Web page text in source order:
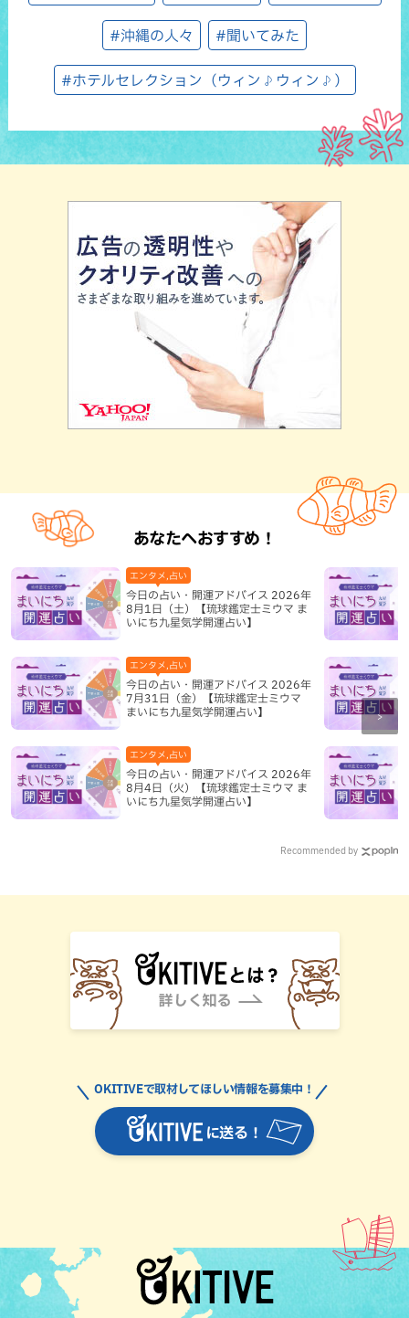
#沖縄の人々 #聞いてみた
#ホテルセレクション（ウィン♪ウィン♪）
あなたへおすすめ！
今日の占い・開運アドバイス 2026年
8月1日（土）【琉球鑑定士ミウマ ま
いにち九星気学開運占い】
エンタメ,占い
今日の占い・開運アドバイス 2026年
7月31日（金）【琉球鑑定士ミウマ
まいにち九星気学開運占い】
エンタメ,占い
今日の占い・開運アドバイス 2026年
8月4日（火）【琉球鑑定士ミウマ ま
いにち九星気学開運占い】
エンタメ,占い
Recommended by
に送る！
OKITIVEで取材してほしい情報を募集中！